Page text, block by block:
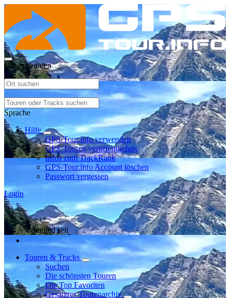
Ort auswählen
Sprache
Hilfe
GPS-Tour.info verwenden
GPS-Touren veröffentlichen
Infos zum TrackRank
GPS-Tour.info Account löschen
Passwort vergessen
Login
Mitglied seit
Touren & Tracks
Suchen
Die schönsten Touren
Die Top Favoriten
Gesamtes Tourenarchiv